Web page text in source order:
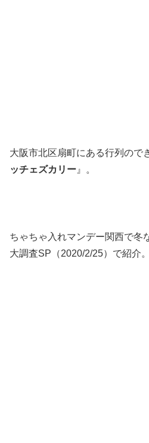
大阪市北区扇町にある行列ので
ッチェズカリー 』。
ちゃちゃ入れマンデー関西で冬
大調査SP（2020/2/25）で紹介。